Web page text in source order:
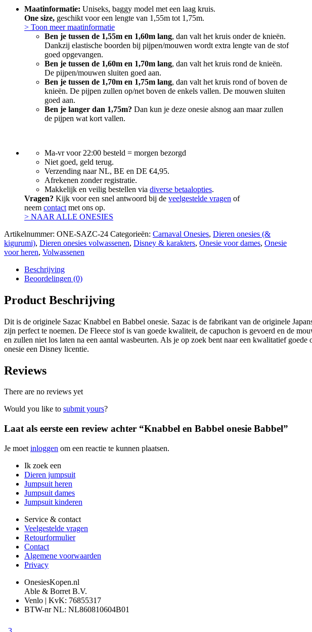
Maatinformatie: Uniseks, baggy model met een laag kruis.
One size, geschikt voor een lengte van 1,55m tot 1,75m.
> Toon meer maatinformatie
Ben je tussen de 1,55m en 1,60m lang, dan valt het kruis onder de knieën.
Dankzij elastische boorden bij pijpen/mouwen wordt extra lengte van de stof
goed opgevangen.
Ben je tussen de 1,60m en 1,70m lang, dan valt het kruis rond de knieën.
De pijpen/mouwen sluiten goed aan.
Ben je tussen de 1,70m en 1,75m lang, dan valt het kruis rond of boven de
knieën. De pijpen zullen op/net boven de enkels vallen. De mouwen sluiten
goed aan.
Ben je langer dan 1,75m? Dan kun je deze onesie alsnog aan maar zullen
de pijpen wat kort vallen.
Ma-vr voor 22:00 besteld = morgen bezorgd
Niet goed, geld terug.
Verzending naar NL, BE en DE €4,95.
Afrekenen zonder registratie.
Makkelijk en veilig bestellen via diverse betaalopties.
Vragen? Kijk voor een snel antwoord bij de veelgestelde vragen of
neem contact met ons op.
> NAAR ALLE ONESIES
Artikelnummer: ONE-SAZC-24 Categorieën: Carnaval Onesies, Dieren onesies (&
kigurumi), Dieren onesies volwassenen, Disney & karakters, Onesie voor dames, Onesie
voor heren, Volwassenen
Beschrijving
Beoordelingen (0)
Product Beschrijving
Dit is de originele Sazac Knabbel en Babbel onesie. Sazac is de fabrikant van de originele
zijn perfect te noemen. De Fleece stof is van goede kwaliteit, de capuchon is gevoerd en de
en zullen niet los laten na een aantal wasbeurten. Als je op zoek bent naar een kwalitatief
onesie een Disney licentie.
Reviews
There are no reviews yet
Would you like to submit yours?
Laat als eerste een review achter “Knabbel en Babbel onesie Babbel”
Je moet inloggen om een reactie te kunnen plaatsen.
Ik zoek een
Dieren jumpsuit
Jumpsuit heren
Jumpsuit dames
Jumpsuit kinderen
Service & contact
Veelgestelde vragen
Retourformulier
Contact
Algemene voorwaarden
Privacy
OnesiesKopen.nl
Able & Borret B.V.
Venlo | KvK: 76855317
BTW-nr NL: NL860810604B01